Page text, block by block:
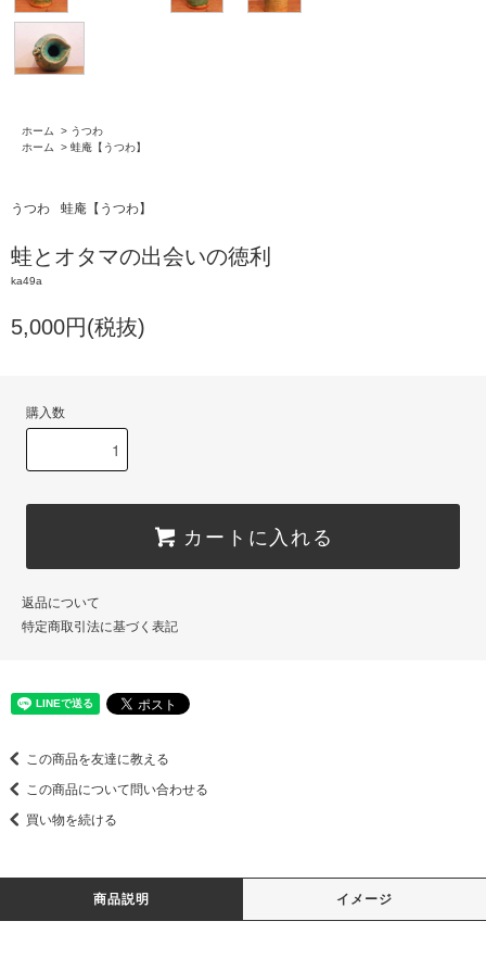
ホーム > うつわ
ホーム
> 蛙庵【うつわ】
うつわ 蛙庵【うつわ】
蛙とオタマの出会いの徳利
ka49a
5,000円(税抜)
購入数
カートに入れる
返品について
特定商取引法に基づく表記
この商品を友達に教える
この商品について問い合わせる
買い物を続ける
商品説明 イメージ